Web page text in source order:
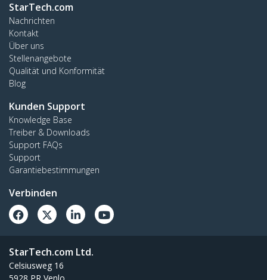
StarTech.com
Nachrichten
Kontakt
Über uns
Stellenangebote
Qualität und Konformität
Blog
Kunden Support
Knowledge Base
Treiber & Downloads
Support FAQs
Support
Garantiebestimmungen
Verbinden
StarTech.com Ltd.
Celsiusweg 16